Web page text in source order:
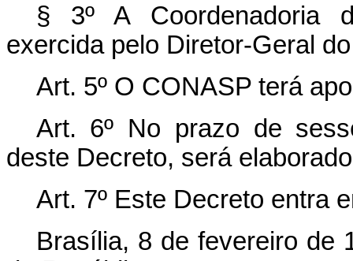
§ 3º A Coordenadoria
exercida pelo Diretor-Geral
Art. 5º O CONASP terá
Art. 6º No prazo de
deste Decreto, será
Art. 7º Este Decreto entra
Brasília, 8 de fevereiro de